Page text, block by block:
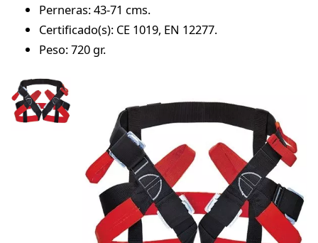
Perneras: 43-71 cms.
Certificado(s): CE 1019, EN 12277.
Peso: 720 gr.